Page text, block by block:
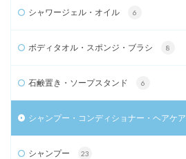
シャワージェル・オイル 6
ボディタオル・スポンジ・ブラシ 8
石鹸置き・ソープスタンド 6
シャンプー・コンディショナー・ヘアケア
シャンプー 23